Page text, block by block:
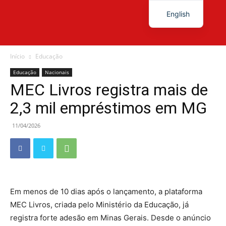
Diário
News
Início Educação
Educação Nacionais
MEC Livros registra mais de
2,3 mil empréstimos em MG
11/04/2026
Em menos de 10 dias após o lançamento, a plataforma
MEC Livros, criada pelo Ministério da Educação, já
registra forte adesão em Minas Gerais. Desde o anúncio
English